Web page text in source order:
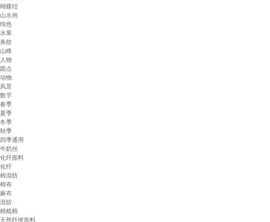
蝴蝶结
山水画
纯色
水果
条纹
山峰
人物
圆点
动物
风景
数字
春季
夏季
冬季
秋季
四季通用
牛奶丝
化纤面料
化纤
棉混纺
棉布
麻布
混纺
精梳棉
天然纤维面料